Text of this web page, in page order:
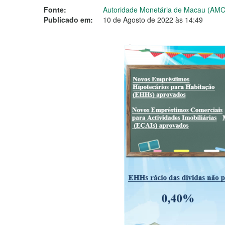
Fonte:
Autoridade Monetária de Macau
Publicado em:
10 de Agosto de 2022 às 14:49